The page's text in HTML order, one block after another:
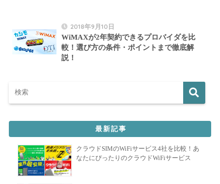
2018年9月10日
WiMAXが2年契約できるプロバイダを比
較！選び方の条件・ポイントまで徹底解
説！
最新記事
クラウドSIMのWiFiサービス4社を比較！あ
なたにぴったりのクラウドWiFiサービス